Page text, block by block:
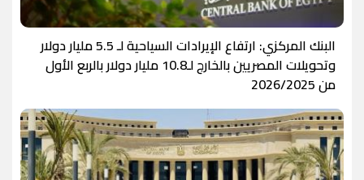
البنك المركزي: ارتفاع الإيرادات السياحية لـ 5.5 مليار دولار
وتحويلات المصريين بالخارج لـ10.8 مليار دولار بالربع الأول
من 2026/2025